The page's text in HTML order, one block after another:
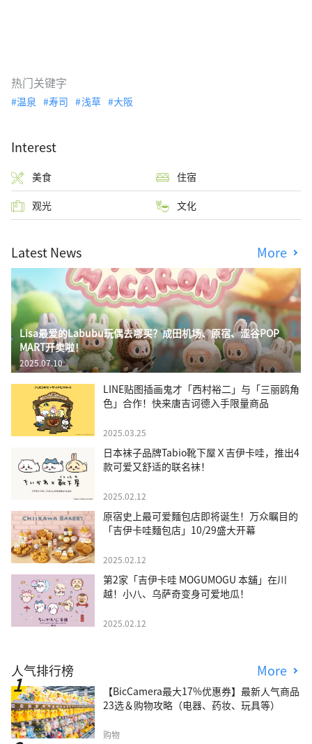
热门关键字
温泉 寿司 浅草 大阪
Interest
美食 住宿
观光 文化
Latest News More
Lisa最爱的Labubu玩偶去哪买？成田机场、原宿、涩谷POP
MART开卖啦！
2025.07.10
LINE贴图插画鬼才「西村裕二」与「三丽鸥角
色」合作！快来唐吉诃德入手限量商品
2025.03.25
日本袜子品牌Tabio靴下屋Ｘ吉伊卡哇，推出4
款可爱又舒适的联名袜！
2025.02.12
原宿史上最可爱麵包店即将诞生！万众瞩目的
「吉伊卡哇麵包店」10/29盛大开幕
2025.02.12
第2家「吉伊卡哇 MOGUMOGU 本舖」在川
越！小八、乌萨奇变身可爱地瓜！
2025.02.12
人气排行榜 More
【BicCamera最大17%优惠券】最新人气商品
23选＆购物攻略（电器、药妆、玩具等）
购物